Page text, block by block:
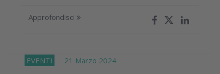
Approfondisci
EVENTI 21 Marzo 2024